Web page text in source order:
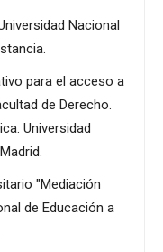
Nacional
para el acceso a
de Derecho.
Universidad
"Mediación
de Educación a